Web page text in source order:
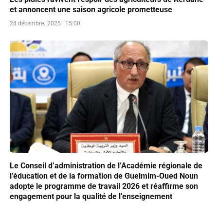
et annoncent une saison agricole prometteuse
24 décembre، 2025 | 15:00
Le Conseil d’administration de l’Académie régionale de
l’éducation et de la formation de Guelmim-Oued Noun
adopte le programme de travail 2026 et réaffirme son
engagement pour la qualité de l’enseignement